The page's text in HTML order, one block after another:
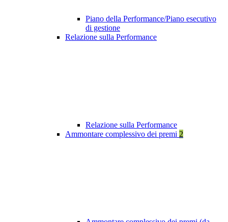
Piano della Performance/Piano esecutivo
di gestione
Relazione sulla Performance
Relazione sulla Performance
Ammontare complessivo dei premi 2